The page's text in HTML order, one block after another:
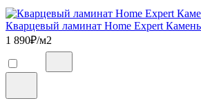
Кварцевый ламинат Home Expert
1 890₽/м2